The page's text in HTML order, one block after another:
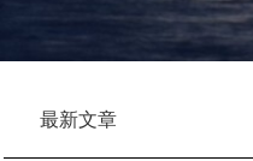
最新文章